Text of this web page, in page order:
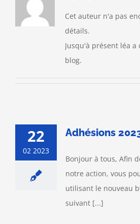
Cet auteur n'a pas
détails.
Jusqu'à présent léa a
blog.
22
02 2023
Adhésions
Bonjour à tous, Afin
notre action, vous
utilisant le nouveau
suivant [...]